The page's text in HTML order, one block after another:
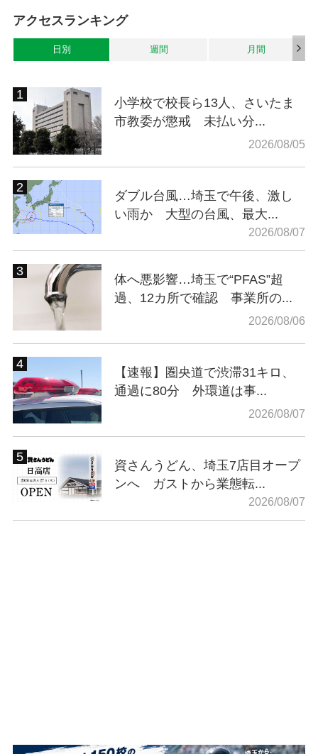
アクセスランキング
日別 週間 月間
小学校で校長ら13人、さいたま
市教委が懲戒 未払い分...
2026/08/05
ダブル台風…埼玉で午後、激し
い雨か 大型の台風、最大...
2026/08/07
体へ悪影響…埼玉で“PFAS”超
過、12カ所で確認 事業所の...
2026/08/06
【速報】圏央道で渋滞31キロ、
通過に80分 外環道は事...
2026/08/07
資さんうどん、埼玉7店目オープ
ンへ ガストから業態転...
2026/08/07